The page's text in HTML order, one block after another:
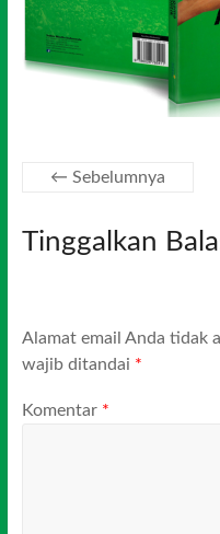
← Sebelumnya
Tinggalkan
Alamat email Anda tidak
wajib ditandai *
Komentar *